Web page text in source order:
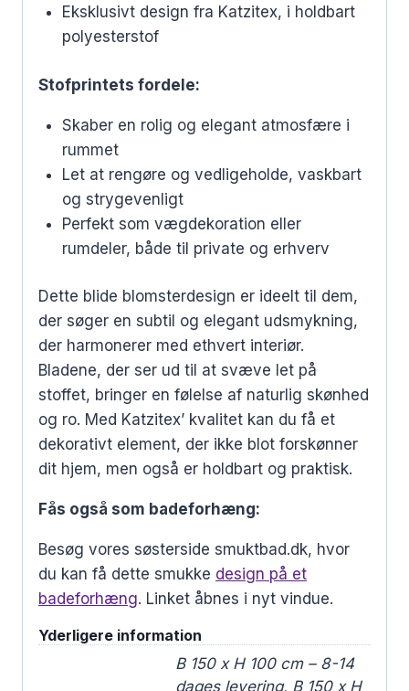
Eksklusivt design fra Katzitex, i holdbart
polyesterstof
Stofprintets fordele:
Skaber en rolig og elegant atmosfære i
rummet
Let at rengøre og vedligeholde, vaskbart
og strygevenligt
Perfekt som vægdekoration eller
rumdeler, både til private og erhverv
Dette blide blomsterdesign er ideelt til dem,
der søger en subtil og elegant udsmykning,
der harmonerer med ethvert interiør.
Bladene, der ser ud til at svæve let på
stoffet, bringer en følelse af naturlig skønhed
og ro. Med Katzitex’ kvalitet kan du få et
dekorativt element, der ikke blot forskønner
dit hjem, men også er holdbart og praktisk.
Fås også som badeforhæng:
Besøg vores søsterside smuktbad.dk, hvor
du kan få dette smukke design på et
badeforhæng. Linket åbnes i nyt vindue.
Yderligere information
B 150 x H 100 cm – 8-14
dages levering, B 150 x H